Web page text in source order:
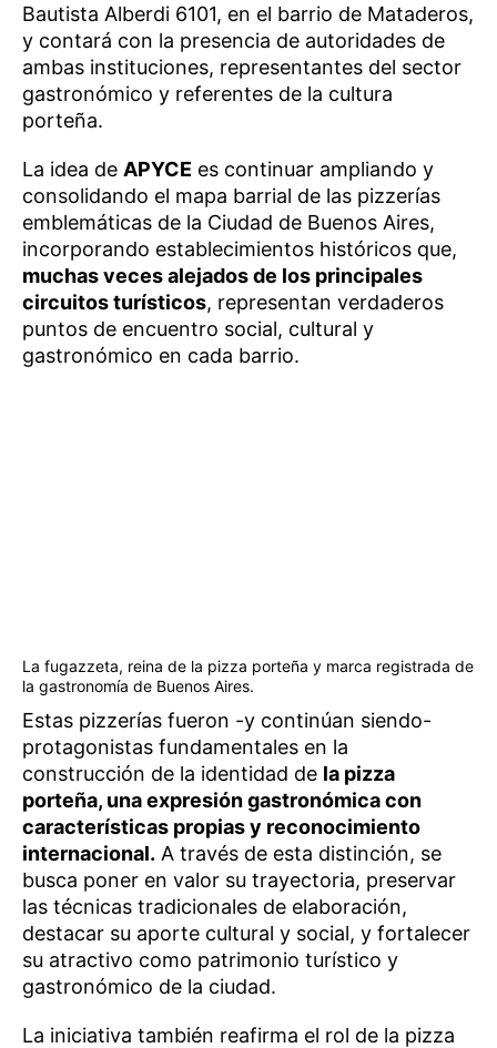
Bautista Alberdi 6101, en el barrio de Mataderos,
y contará con la presencia de autoridades de
ambas instituciones, representantes del sector
gastronómico y referentes de la cultura
porteña.
La idea de APYCE es continuar ampliando y
consolidando el mapa barrial de las pizzerías
emblemáticas de la Ciudad de Buenos Aires,
incorporando establecimientos históricos que,
muchas veces alejados de los principales
circuitos turísticos, representan verdaderos
puntos de encuentro social, cultural y
gastronómico en cada barrio.
La fugazzeta, reina de la pizza porteña y marca registrada de
la gastronomía de Buenos Aires.
Estas pizzerías fueron -y continúan siendo-
protagonistas fundamentales en la
construcción de la identidad de la pizza
porteña, una expresión gastronómica con
características propias y reconocimiento
internacional. A través de esta distinción, se
busca poner en valor su trayectoria, preservar
las técnicas tradicionales de elaboración,
destacar su aporte cultural y social, y fortalecer
su atractivo como patrimonio turístico y
gastronómico de la ciudad.
La iniciativa también reafirma el rol de la pizza